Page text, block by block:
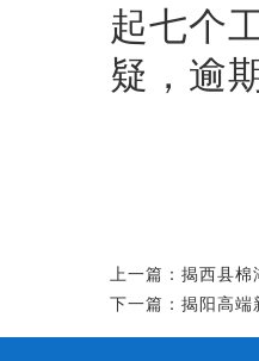
起七个
疑，逾
上一篇：揭西县棉
下一篇：揭阳高端